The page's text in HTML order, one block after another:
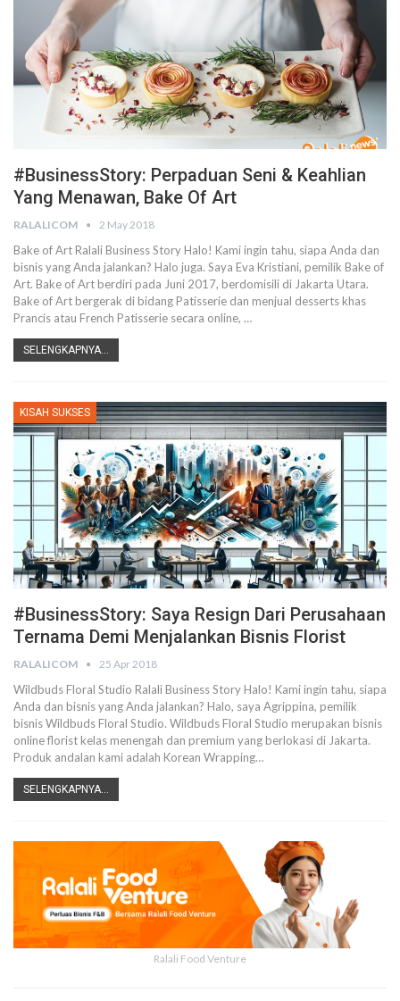
#BusinessStory: Perpaduan Seni & Keahlian
Yang Menawan, Bake Of Art
RALALICOM 2 May 2018
Bake of Art Ralali Business Story Halo! Kami ingin tahu, siapa Anda dan
bisnis yang Anda jalankan? Halo juga. Saya Eva Kristiani, pemilik Bake of
Art. Bake of Art berdiri pada Juni 2017, berdomisili di Jakarta Utara.
Bake of Art bergerak di bidang Patisserie dan menjual desserts khas
Prancis atau French Patisserie secara online, …
SELENGKAPNYA...
KISAH SUKSES
#BusinessStory: Saya Resign Dari Perusahaan
Ternama Demi Menjalankan Bisnis Florist
RALALICOM 25 Apr 2018
Wildbuds Floral Studio Ralali Business Story Halo! Kami ingin tahu, siapa
Anda dan bisnis yang Anda jalankan? Halo, saya Agrippina, pemilik
bisnis Wildbuds Floral Studio. Wildbuds Floral Studio merupakan bisnis
online florist kelas menengah dan premium yang berlokasi di Jakarta.
Produk andalan kami adalah Korean Wrapping…
SELENGKAPNYA...
Ralali Food Venture